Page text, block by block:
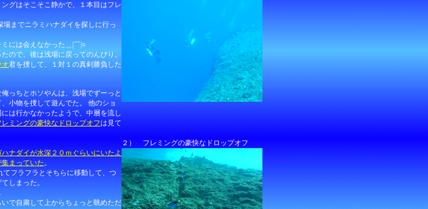
グはそこそこ静かで、１本目はフレ
までニラミハナダイを探しに行っ
には会えなかった＿|￣|○
ので、後は浅場に戻ってのんびり。
オ君を捜して、１対１の真剣勝負した
っちとホソやんは、浅場でずーっと
小物を捜して遊んでた。 他のショ
は行かなかったようで、中層を流し
レミングの豪快なドロップオフは見て
２） フレミングの豪快なドロップオフ
ハナダイが水深２０ｍぐらいにいたよ
まっていた。
フラフラとそちらに移動して、つ
しまった。
で自粛して上からちょっと眺めただ